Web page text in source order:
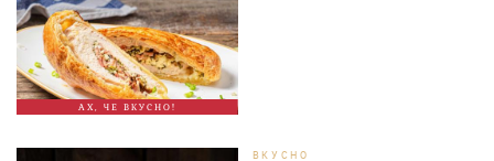
АХ, ЧЕ ВКУСНО!
ВКУСНО